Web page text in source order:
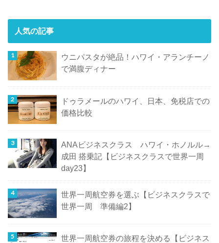
人気の記事
ウニパスタが絶品！ハワイ・アランチーノ
で満腹ディナー
ドゥラメールのハワイ、日本、免税店での
価格比較
ANAビジネスクラス ハワイ・ホノルル→
成田 搭乗記【ビジネスクラスで世界一周
day23】
世界一周航空券を選ぶ【ビジネスクラスで
世界一周 準備編2】
世界一周航空券の旅程を決める【ビジネス